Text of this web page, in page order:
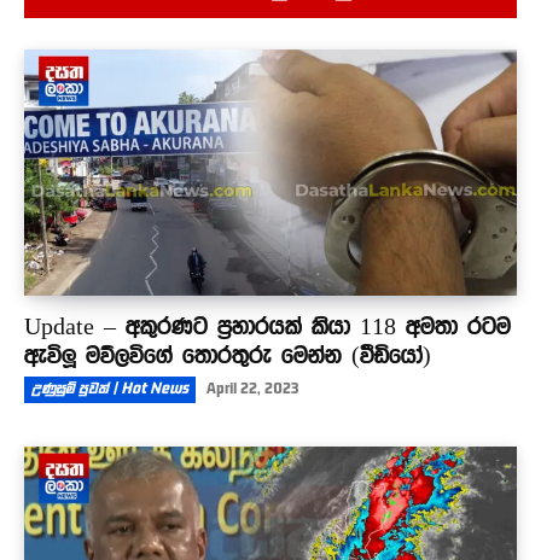
බන්ධනාගාරයට - මුණුත් වහගෙන ගිය හැටි
Update – අකුරණට ප්‍රහාරයක් කියා 118 අමතා රටම
ඇවිලූ මව්ලවිගේ තොරතුරු මෙන්න (වීඩියෝ)
උණුසුම් පුවත් | Hot News April 22, 2023